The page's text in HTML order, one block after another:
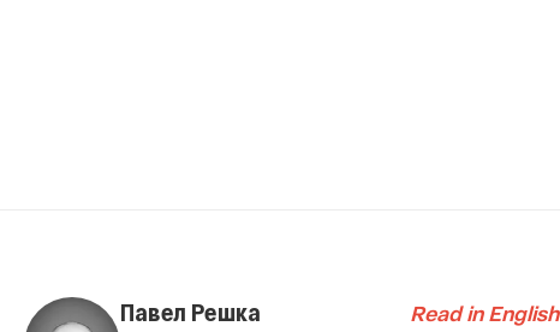
Павел Решка Read in English